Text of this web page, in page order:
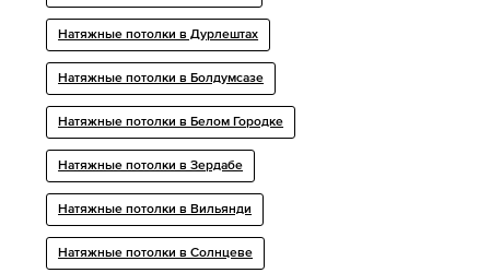
Натяжные потолки в Дурлештах
Натяжные потолки в Болдумсазе
Натяжные потолки в Белом Городке
Натяжные потолки в Зердабе
Натяжные потолки в Вильянди
Натяжные потолки в Солнцеве